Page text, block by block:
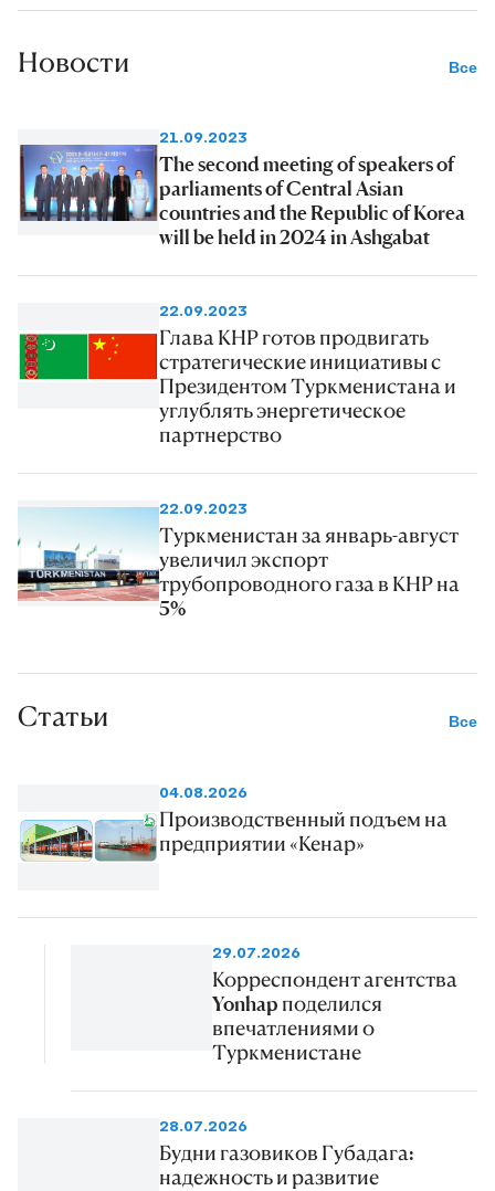
Новости Все
21.09.2023
The second meeting of speakers of
parliaments of Central Asian
countries and the Republic of Korea
will be held in 2024 in Ashgabat
22.09.2023
Глава КНР готов продвигать
стратегические инициативы с
Президентом Туркменистана и
углублять энергетическое
партнерство
22.09.2023
Туркменистан за январь-август
увеличил экспорт
трубопроводного газа в КНР на
5%
Статьи Все
04.08.2026
Производственный подъем на
предприятии «Кенар»
29.07.2026
Корреспондент агентства
Yonhap поделился
впечатлениями о
Туркменистане
28.07.2026
Будни газовиков Губадага:
надежность и развитие